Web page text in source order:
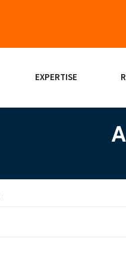
EXPERTISE